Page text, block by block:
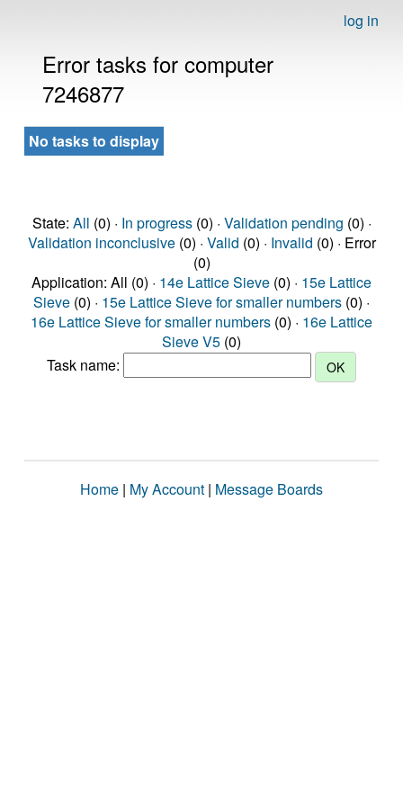
log in
Error tasks for computer
7246877
No tasks to display
State: All (0) · In progress(0) · Validation pending (0) ·
Validation inconclusive(0) · Valid (0) · Invalid (0) · Error
(0)
Application: All (0) · 14e Lattice Sieve (0) · 15e Lattice
Sieve (0) · 15e Lattice Sieve for smaller numbers (0) ·
16e Lattice Sieve for smaller numbers (0) · 16e Lattice
Sieve V5 (0)
Task name:
Home | My Account | Message Boards